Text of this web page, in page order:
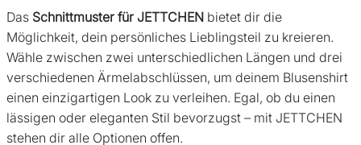
Das Schnittmuster für JETTCHEN bietet dir die
Möglichkeit, dein persönliches Lieblingsteil zu kreieren.
Wähle zwischen zwei unterschiedlichen Längen und drei
verschiedenen Ärmelabschlüssen, um deinem Blusenshirt
einen einzigartigen Look zu verleihen. Egal, ob du einen
lässigen oder eleganten Stil bevorzugst – mit JETTCHEN
stehen dir alle Optionen offen.